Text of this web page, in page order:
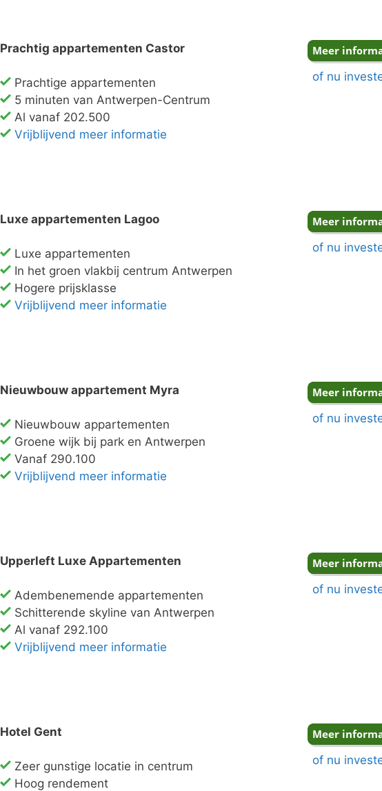
Prachtig appartementen Castor
Prachtige appartementen
5 minuten van Antwerpen-Centrum
Al vanaf 202.500
Vrijblijvend meer informatie
of nu
Luxe appartementen Lagoo
Luxe appartementen
In het groen vlakbij centrum Antwerpen
Hogere prijsklasse
Vrijblijvend meer informatie
of nu
Nieuwbouw appartement Myra
Nieuwbouw appartementen
Groene wijk bij park en Antwerpen
Vanaf 290.100
Vrijblijvend meer informatie
of nu
Upperleft Luxe Appartementen
Adembenemende appartementen
Schitterende skyline van Antwerpen
Al vanaf 292.100
Vrijblijvend meer informatie
of nu
Hotel Gent
Zeer gunstige locatie in centrum
Hoog rendement
of nu